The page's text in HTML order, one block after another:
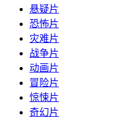
悬疑片
恐怖片
灾难片
战争片
动画片
冒险片
惊悚片
奇幻片